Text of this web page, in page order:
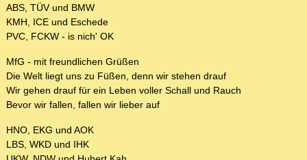
ABS, TÜV und BMW
KMH, ICE und Eschede
PVC, FCKW - is nich' OK
MfG - mit freundlichen Grüßen
Die Welt liegt uns zu Füßen, denn wir stehen drauf
Wir gehen drauf für ein Leben voller Schall und Rauch
Bevor wir fallen, fallen wir lieber auf
HNO, EKG und AOK
LBS, WKD und IHK